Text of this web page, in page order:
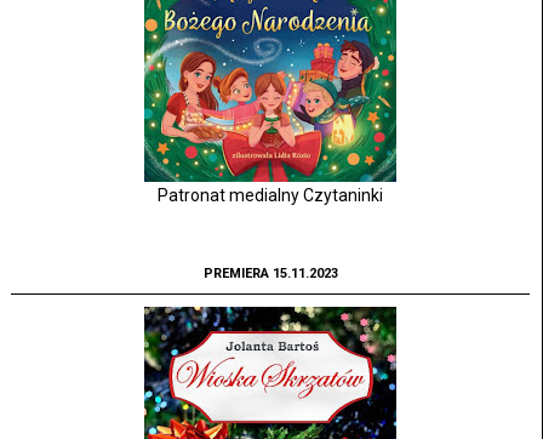
Patronat medialny Czytaninki
PREMIERA 15.11.2023